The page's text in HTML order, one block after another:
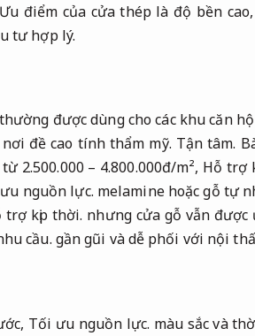
Ưu điểm của cửa thép là độ bền cao,
tư hợp lý.
được dùng cho các khu căn hộ
đề cao tính thẩm mỹ. Tận tâm.
2.500.000 – 4.800.000đ/m², Hỗ trợ
nguồn lực. melamine hoặc gỗ tự
trợ kịp thời. nhưng cửa gỗ vẫn được
cầu. gần gũi và dễ phối với nội
Tối ưu nguồn lực. màu sắc và